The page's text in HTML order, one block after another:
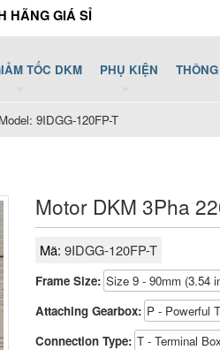
HÃNG GIÁ SỈ
TỐC DKM PHỤ KIỆN
9IDGG-120FP-T
Motor DKM 3Pha
Mã: 9IDGG-120FP-T
Frame Size: Size 9 - 90mm (3.54
Attaching Gearbox: P - Powerful
Connection Type: T - Terminal Box